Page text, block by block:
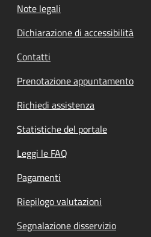
Note legali
Dichiarazione di accessibilità
Contatti
Prenotazione appuntamento
Richiedi assistenza
Statistiche del portale
Leggi le FAQ
Pagamenti
Riepilogo valutazioni
Segnalazione disservizio